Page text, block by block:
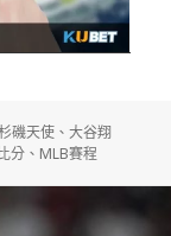
磯天使 、大谷翔
分 、 MLB賽程